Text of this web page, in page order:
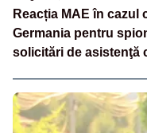
Reacția MAE în cazul
Germania pentru
solicitări de asistenţă